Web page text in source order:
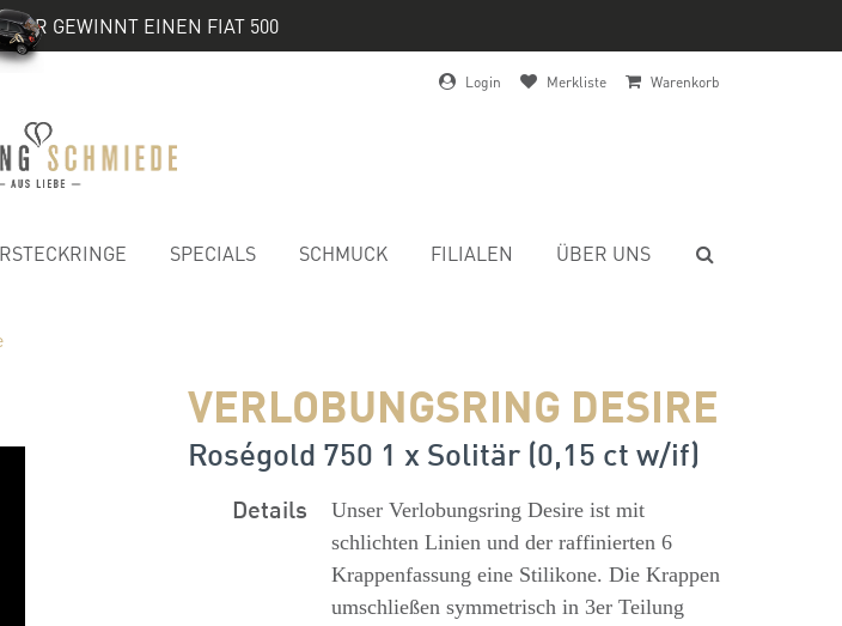
IHR GEWINNT EINEN FIAT 500
Login Merkliste Warenkorb
SPECIALS SCHMUCK FILIALEN ÜBER UNS
VERLOBUNGSRING DESIRE
Roségold 750 1 x Solitär (0,15 ct w/if)
Details
Unser Verlobungsring Desire ist mit
schlichten Linien und der raffinierten 6
Krappenfassung eine Stilikone. Die Krappen
umschließen symmetrisch in 3er Teilung